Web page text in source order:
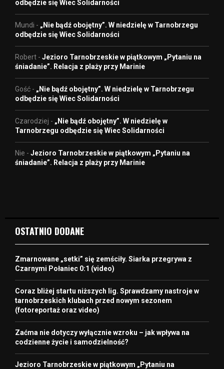
odbędzie się Wiec Solidarności
Mundi - „Nie bądź obojętny”. W niedzielę w Tarnobrzegu
odbędzie się Wiec Solidarności
Robert - Jezioro Tarnobrzeskie w piątkowym „Pytaniu na
śniadanie”. Relacja z plaży przy Marinie
Gość - „Nie bądź obojętny”. W niedzielę w Tarnobrzegu
odbędzie się Wiec Solidarności
Czarodziej - „Nie bądź obojętny”. W niedzielę w
Tarnobrzegu odbędzie się Wiec Solidarności
Nie - Jezioro Tarnobrzeskie w piątkowym „Pytaniu na
śniadanie”. Relacja z plaży przy Marinie
OSTATNIO DODANE
Zmarnowane „setki” się zemściły. Siarka przegrywa z
Czarnymi Połaniec 0:1 (video)
Coraz bliżej startu niższych lig. Sprawdzamy nastroje w
tarnobrzeskich klubach przed nowym sezonem
(fotoreportaż oraz video)
Zaćma nie dotyczy wyłącznie wzroku – jak wpływa na
codzienne życie i samodzielność?
Jezioro Tarnobrzeskie w piątkowym „Pytaniu na